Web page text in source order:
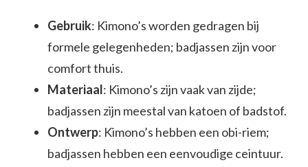
Gebruik: Kimono’s worden gedragen bij
formele gelegenheden; badjassen zijn voor
comfort thuis.
Materiaal: Kimono’s zijn vaak van zijde;
badjassen zijn meestal van katoen of badstof.
Ontwerp: Kimono’s hebben een obi-riem;
badjassen hebben een eenvoudige ceintuur.